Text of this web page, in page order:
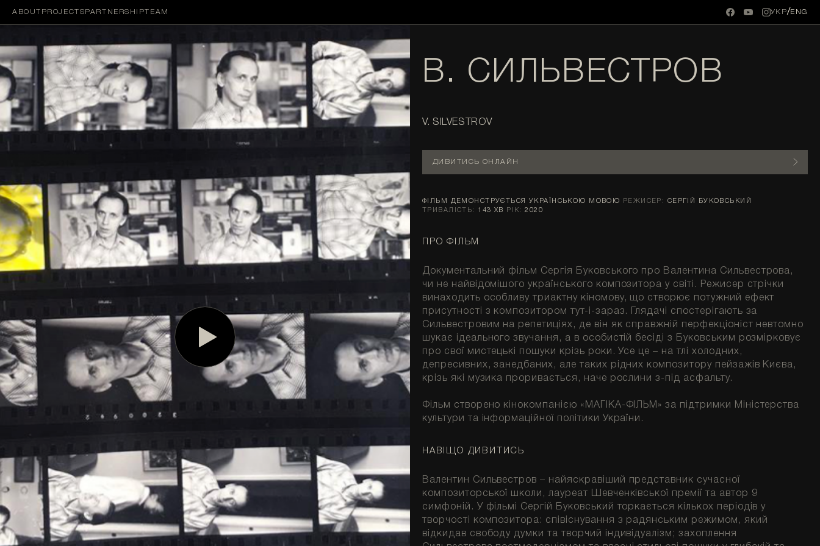
ABOUT PROJECTS PARTNERSHIPTEAM УКР/ENG
В. СИЛЬВЕСТРОВ
V. SILVESTROV
ДИВИТИСЬ ОНЛАЙН
ФІЛЬМ ДЕМОНСТРУЄТЬСЯ УКРАЇНСЬКОЮ МОВОЮ РЕЖИСЕР: СЕРГІЙ БУКОВСЬКИЙ
ТРИВАЛІСТЬ: 143 ХВ РІК:2020
ПРО ФІЛЬМ
Документальний фільм Сергія Буковського про Валентина Сильвестрова,
чи не найвідомішого українського композитора у світі. Режисер стрічки
винаходить особливу триактну кіномову, що створює потужний ефект
присутності з композитором тут-і-зараз. Глядачі спостерігають за
Сильвестровим на репетиціях, де він як справжній перфекціоніст невтомно
шукає ідеального звучання, а в особистій бесіді з Буковським розмірковує
про свої мистецькі пошуки крізь роки. Усе це – на тлі холодних,
депресивних, занедбаних, але таких рідних композитору пейзажів Києва,
крізь які музика проривається, наче рослини з-під асфальту.
Фільм створено кінокомпанією «МАГІКА-ФІЛЬМ» за підтримки Міністерства
культури та інформаційної політики України.
НАВІЩО ДИВИТИСЬ
Валентин Сильвестров – найяскравіший представник сучасної
композиторської школи, лауреат Шевченківської премії та автор 9
симфоній. У фільмі Сергій Буковський торкається кількох періодів у
творчості композитора: співіснування з радянським режимом, який
відкидав свободу думки та творчий індивідуалізм; захоплення